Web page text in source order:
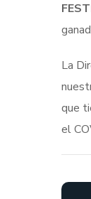
La
que
el